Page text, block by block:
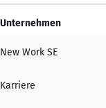
Unternehmen
New Work SE
Karriere